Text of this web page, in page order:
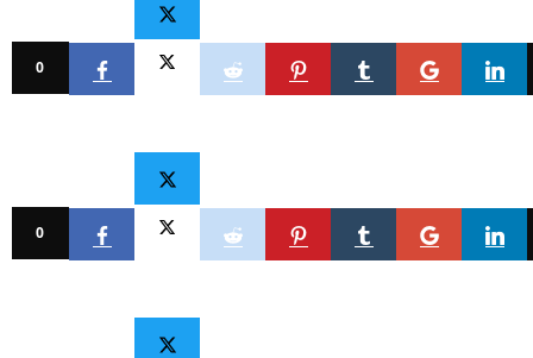
0
0